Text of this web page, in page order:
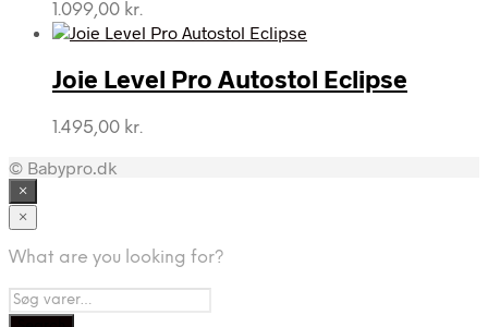
1.099,00 kr.
Joie Level Pro Autostol Eclipse
1.495,00 kr.
© Babypro.dk
×
×
What are you looking for?